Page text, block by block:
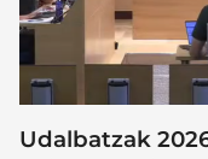
Udalbatzak